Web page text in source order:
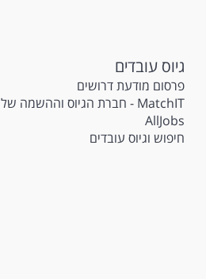
גיוס עובדים
פרסום מודעת דרושים
MatchIT - חברת הגיוס וההשמה של
AllJobs
חיפוש וגיוס עובדים